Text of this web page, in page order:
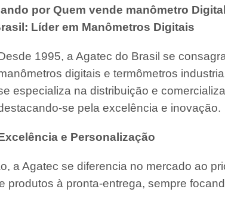
por Quem vende manômetro
Líder em Manômetros Digitais
1995, a Agatec do Brasil se
digitais e termômetros
especializa na distribuição e
se pela excelência e inovação.
e Personalização
a Agatec se diferencia no mercado ao
produtos à pronta-entrega, sempre